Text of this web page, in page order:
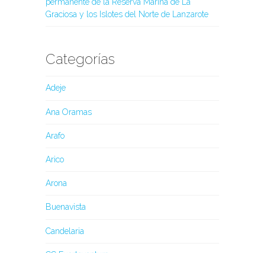
Graciosa y los Islotes del Norte de Lanzarote
Categorías
Adeje
Ana Oramas
Arafo
Arico
Arona
Buenavista
Candelaria